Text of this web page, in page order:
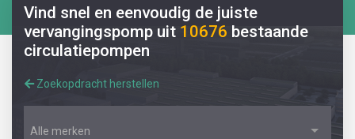
Vind snel en eenvoudig de juiste
vervangingspomp uit 10676 bestaande
circulatiepompen
Zoekopdracht herstellen
Alle merken